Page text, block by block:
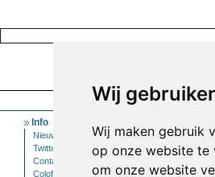
Wij
Wij maken gebruik
op onze website te
om onze website
Info
Nieuwsbrief
Twitter
Contact
Colofon
Inloggen